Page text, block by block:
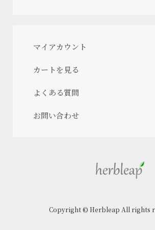
マイアカウント
カートを見る
よくある質問
お問い合わせ
Copyright © Herbleap All rights